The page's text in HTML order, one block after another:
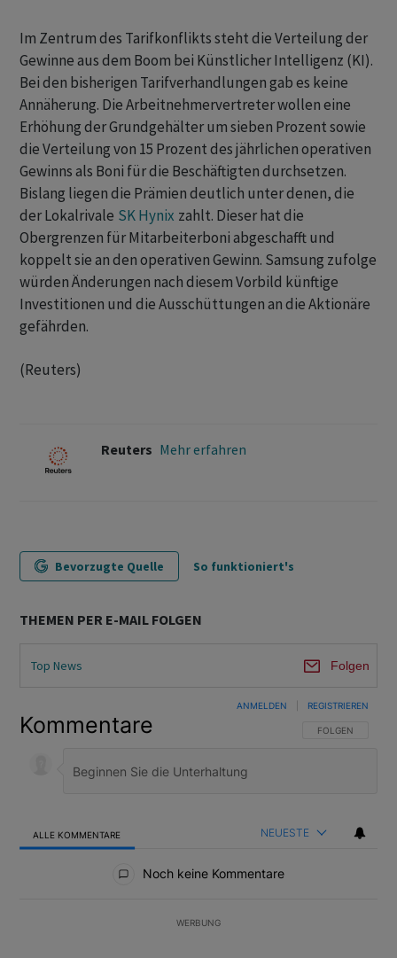
Im Zentrum des Tarifkonflikts steht die Verteilung der
Gewinne ‌aus dem Boom bei Künstlicher Intelligenz (KI).
Bei den bisherigen Tarifverhandlungen gab es keine
Annäherung. Die Arbeitnehmervertreter wollen eine
Erhöhung der Grundgehälter um sieben Prozent sowie
die Verteilung von 15 Prozent des jährlichen operativen
Gewinns als ‌Boni für die Beschäftigten durchsetzen.
Bislang liegen die Prämien deutlich unter denen, die
der Lokalrivale ​ SK Hynix zahlt. Dieser hat die
Obergrenzen für Mitarbeiterboni abgeschafft und
koppelt sie an den operativen Gewinn. Samsung zufolge
würden Änderungen nach diesem Vorbild künftige
Investitionen und die Ausschüttungen an die Aktionäre
gefährden.
(Reuters)
Reuters Mehr erfahren
Bevorzugte Quelle So funktioniert's
THEMEN PER E-MAIL FOLGEN
Top News Folgen
Kommentare FOLGE DIESER
FOLGEN
ANMELDEN REGISTRIEREN
ALLE KOMMENTARE NEUESTE
Noch keine Kommentare
WERBUNG